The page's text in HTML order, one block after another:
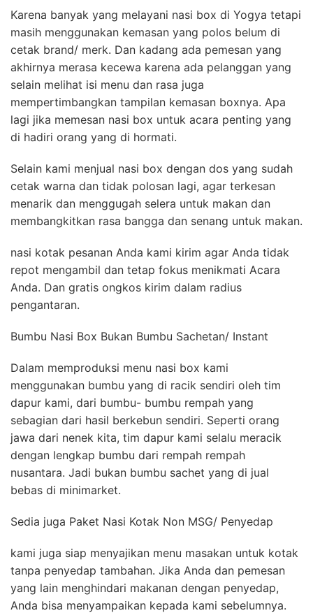
Karena banyak yang melayani nasi box di Yogya tetapi
masih menggunakan kemasan yang polos belum di
cetak brand/ merk. Dan kadang ada pemesan yang
akhirnya merasa kecewa karena ada pelanggan yang
selain melihat isi menu dan rasa juga
mempertimbangkan tampilan kemasan boxnya. Apa
lagi jika memesan nasi box untuk acara penting yang
di hadiri orang yang di hormati.
Selain kami menjual nasi box dengan dos yang sudah
cetak warna dan tidak polosan lagi, agar terkesan
menarik dan menggugah selera untuk makan dan
membangkitkan rasa bangga dan senang untuk makan.
nasi kotak pesanan Anda kami kirim agar Anda tidak
repot mengambil dan tetap fokus menikmati Acara
Anda. Dan gratis ongkos kirim dalam radius
pengantaran.
Bumbu Nasi Box Bukan Bumbu Sachetan/ Instant
Dalam memproduksi menu nasi box kami
menggunakan bumbu yang di racik sendiri oleh tim
dapur kami, dari bumbu- bumbu rempah yang
sebagian dari hasil berkebun sendiri. Seperti orang
jawa dari nenek kita, tim dapur kami selalu meracik
dengan lengkap bumbu dari rempah rempah
nusantara. Jadi bukan bumbu sachet yang di jual
bebas di minimarket.
Sedia juga Paket Nasi Kotak Non MSG/ Penyedap
kami juga siap menyajikan menu masakan untuk kotak
tanpa penyedap tambahan. Jika Anda dan pemesan
yang lain menghindari makanan dengan penyedap,
Anda bisa menyampaikan kepada kami sebelumnya.